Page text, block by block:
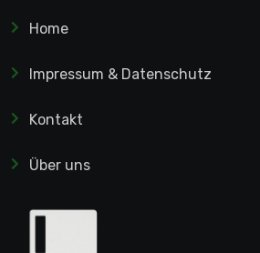
Home
Impressum & Datenschutz
Kontakt
Über uns